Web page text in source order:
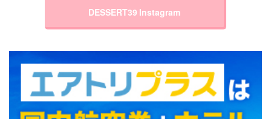
DESSERT39 Instagram